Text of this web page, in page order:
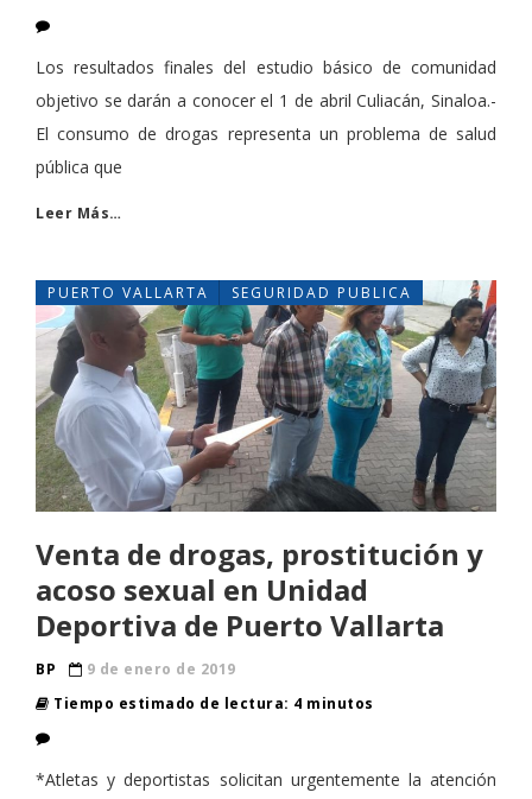
Los resultados finales del estudio básico de comunidad
objetivo se darán a conocer el 1 de abril Culiacán, Sinaloa.-
El consumo de drogas representa un problema de salud
pública que
Leer Más…
PUERTO VALLARTA SEGURIDAD PUBLICA
Venta de drogas, prostitución y
acoso sexual en Unidad
Deportiva de Puerto Vallarta
BP
9 de enero de 2019
Tiempo estimado de lectura: 4 minutos
*Atletas y deportistas solicitan urgentemente la atención